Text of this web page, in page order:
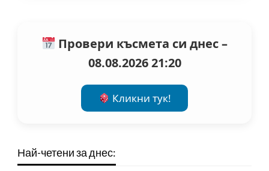
Провери късмета си днес –
08.08.2026 21:20
Кликни тук!
Най-четени за днес: